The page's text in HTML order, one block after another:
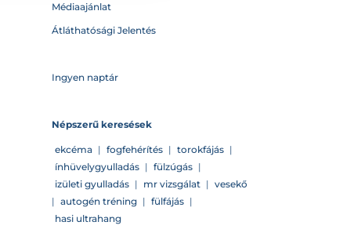
Médiaajánlat
Átláthatósági Jelentés
Ingyen naptár
Népszerű keresések
ekcéma | fogfehérítés | torokfájás |
ínhüvelygyulladás | fülzúgás |
izületi gyulladás | mr vizsgálat | vesekő
| autogén tréning | fülfájás |
hasi ultrahang